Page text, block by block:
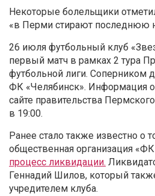
Некоторые болельщики
«в Перми стирают последнюю
26 июля футбольный клуб
первый матч в рамках 2 тура
футбольной лиги. Соперником
ФК «Челябинск». Информация
сайте правительства
в 19:00.
Ранее стало также известно о
общественная организация
процесс ликвидации.
Геннадий Шилов, который
учредителем клуба.